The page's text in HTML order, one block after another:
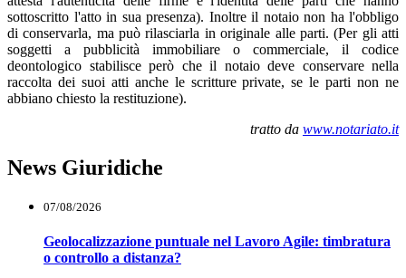
sottoscritto l'atto in sua presenza). Inoltre il notaio non ha l'obbligo
di conservarla, ma può rilasciarla in originale alle parti. (Per gli atti
soggetti a pubblicità immobiliare o commerciale, il codice
deontologico stabilisce però che il notaio deve conservare nella
raccolta dei suoi atti anche le scritture private, se le parti non ne
abbiano chiesto la restituzione).
tratto da www.notariato.it
News Giuridiche
07/08/2026
Geolocalizzazione puntuale nel Lavoro Agile: timbratura
o controllo a distanza?